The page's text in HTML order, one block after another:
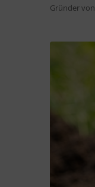
Gründer von